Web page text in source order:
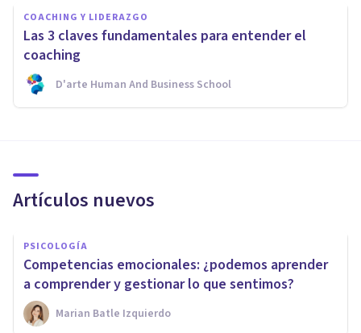
COACHING Y LIDERAZGO
Las 3 claves fundamentales para entender el
coaching
D'arte Human And Business School
Artículos nuevos
PSICOLOGÍA
Competencias emocionales: ¿podemos aprender
a comprender y gestionar lo que sentimos?
Marian Batle Izquierdo